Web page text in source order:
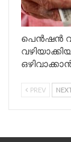
പെൻഷൻ
PREV